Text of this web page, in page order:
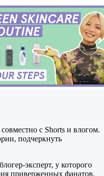
с Shorts и влогом.
подчеркнуть
эксперт, у которого
приверженных фанатов.